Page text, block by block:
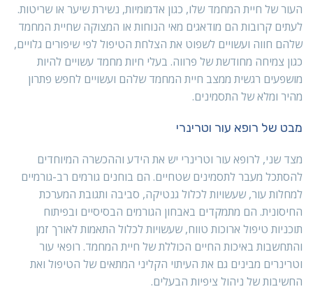
העור של חיית המחמד שלו, כגון אדמומיות, נשירת שיער או שריטות.
לעתים קרובות הם מודאגים מאי הנוחות או המצוקה שחיית המחמד
שלהם חווה ועשויים לשפוט את הצלחת הטיפול לפי שיפורים גלויים,
כגון צמיחה מחודשת של פרווה. בעלי חיות מחמד עשויים להיות
מושפעים רגשית ממצב חיית המחמד שלהם ועשויים לחפש פתרון
מהיר ומלא של התסמינים.
מבט של רופא עור וטרינרי
מצד שני, לרופא עור וטרינרי יש את הידע וההכשרה המיוחדים
להסתכל מעבר לתסמינים שטחיים. הם בוחנים גורמים רב-גורמיים
למחלות עור, שעשויות לכלול גנטיקה, סביבה ותגובת המערכת
החיסונית. הם מתמקדים באבחון הגורמים הבסיסיים ובפיתוח
תוכניות טיפול ארוכות טווח, שעשויות לכלול התאמות לאורך זמן
והתחשבות באיכות החיים הכוללת של חיית המחמד. רופאי עור
וטרינרים מבינים גם את העיתוי הקליני המתאים של הטיפול ואת
החשיבות של ניהול ציפיות הבעלים.